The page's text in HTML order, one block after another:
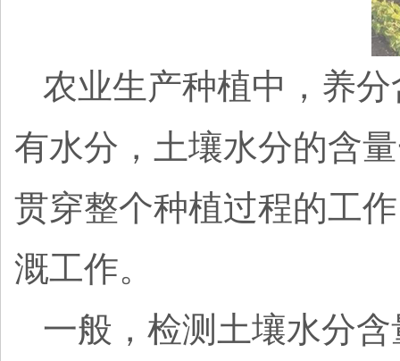
农业生产种植中，养
有水分，土壤水分的含
贯穿整个种植过程的工
溉工作。
一般，检测土壤水分